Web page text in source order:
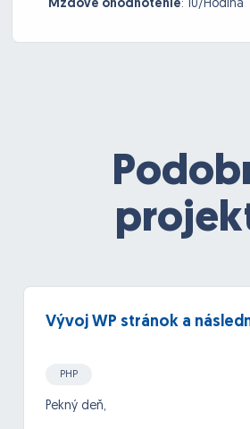
Mzdové ohodnotenie: 10/Hodina
Vývoj WP stránok a
PHP
Pekný deň,